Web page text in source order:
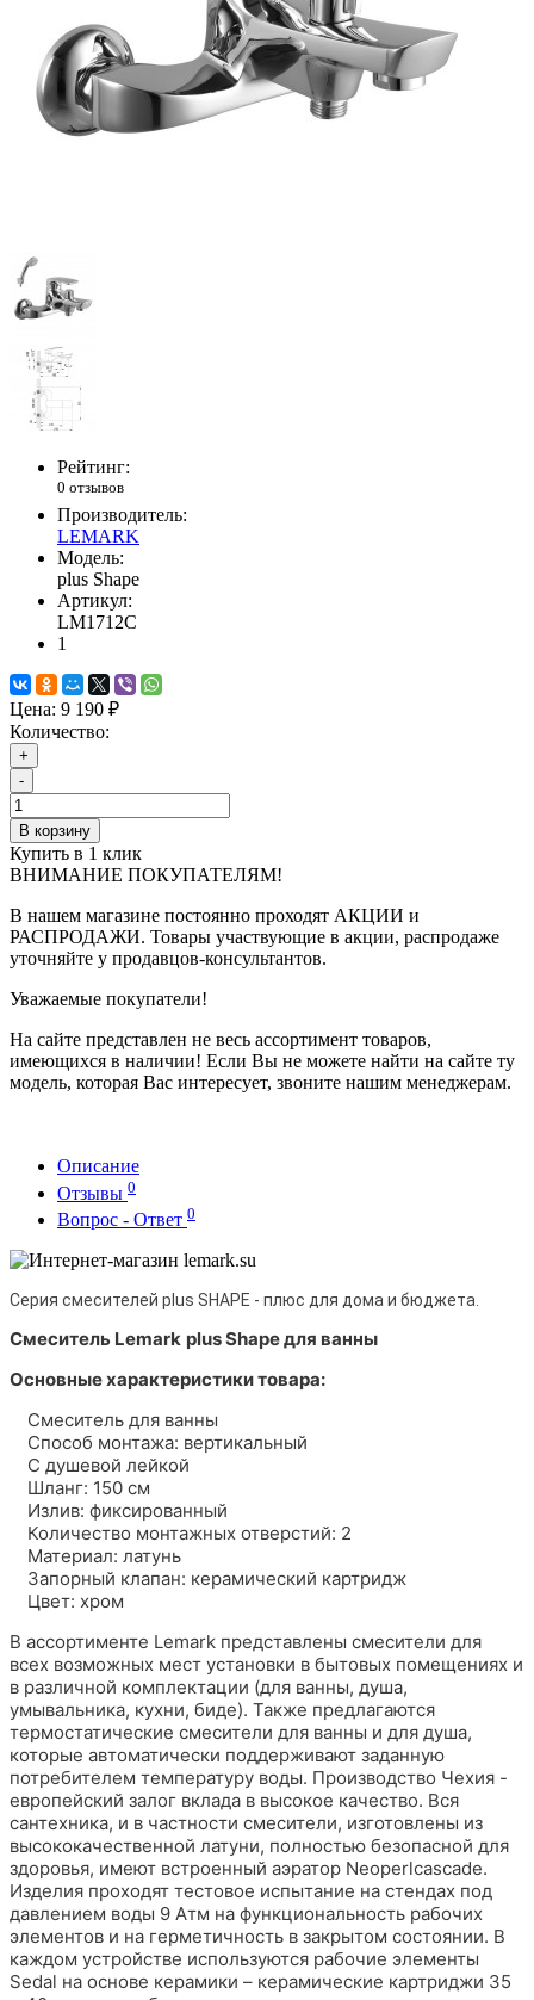
Рейтинг:
0 отзывов
Производитель:
LEMARK
Модель:
plus Shape
Артикул:
LM1712С
1
Цена: 9 190 ₽
Количество:
+
-
В корзину
Купить в 1 клик
ВНИМАНИЕ ПОКУПАТЕЛЯМ!
В нашем магазине постоянно проходят АКЦИИ и
РАСПРОДАЖИ. Товары участвующие в акции, распродаже
уточняйте у продавцов-консультантов.
Уважаемые покупатели!
На сайте представлен не весь ассортимент товаров,
имеющихся в наличии! Если Вы не можете найти на сайте ту
модель, которая Вас интересует, звоните нашим менеджерам.
Описание
Отзывы 0
Вопрос - Ответ 0
Серия смесителей plus SHAPE - плюс для дома и бюджета.
Смеситель Lemark plus Shapeдля ванны
Основные характеристики товара:
Смеситель для ванны
Способ монтажа: вертикальный
С душевой лейкой
Шланг: 150 см
Излив: фиксированный
Количество монтажных отверстий: 2
Материал: латунь
Запорный клапан: керамический картридж
Цвет: хром
В ассортименте Lemark представлены смесители для
всех возможных мест установки в бытовых помещениях и
в различной комплектации (для ванны, душа,
умывальника, кухни, биде). Также предлагаются
термостатические смесители для ванны и для душа,
которые автоматически поддерживают заданную
потребителем температуру воды. Производство Чехия -
европейский залог вклада в высокое качество. Вся
сантехника, и в частности смесители, изготовлены из
высококачественной латуни, полностью безопасной для
здоровья, имеют встроенный аэратор Neoperlcascade.
Изделия проходят тестовое испытание на стендах под
давлением воды 9 Атм на функциональность рабочих
элементов и на герметичность в закрытом состоянии. В
каждом устройстве используются рабочие элементы
Sedal на основе керамики – керамические картриджи 35